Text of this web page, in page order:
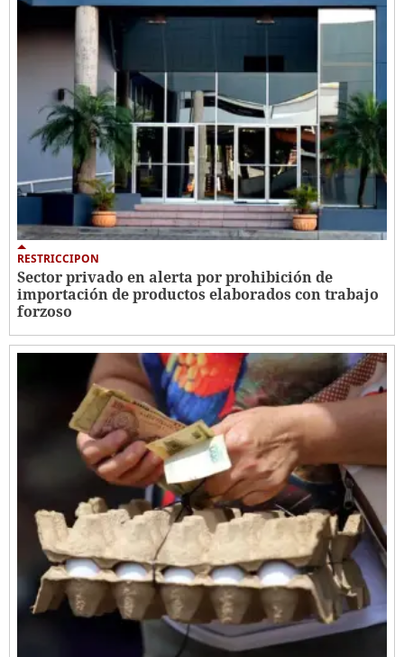
RESTRICCIPON
Sector privado en alerta por prohibición de
importación de productos elaborados con trabajo
forzoso